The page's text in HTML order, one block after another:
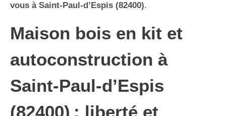
vous à Saint-Paul-d’Espis (82400).
Maison bois en kit et
autoconstruction à
Saint-Paul-d’Espis
(82400) : liberté et